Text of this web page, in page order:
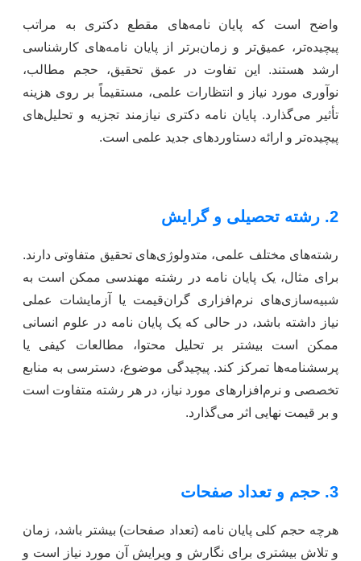
واضح است که پایان نامه‌های مقطع دکتری به مراتب
پیچیده‌تر، عمیق‌تر و زمان‌برتر از پایان نامه‌های کارشناسی
ارشد هستند. این تفاوت در عمق تحقیق، حجم مطالب،
نوآوری مورد نیاز و انتظارات علمی، مستقیماً بر روی هزینه
تأثیر می‌گذارد. پایان نامه دکتری نیازمند تجزیه و تحلیل‌های
پیچیده‌تر و ارائه دستاوردهای جدید علمی است.
2. رشته تحصیلی و گرایش
رشته‌های مختلف علمی، متدولوژی‌های تحقیق متفاوتی دارند.
برای مثال، یک پایان نامه در رشته مهندسی ممکن است به
شبیه‌سازی‌های نرم‌افزاری گران‌قیمت یا آزمایشات عملی
نیاز داشته باشد، در حالی که یک پایان نامه در علوم انسانی
ممکن است بیشتر بر تحلیل محتوا، مطالعات کیفی یا
پرسشنامه‌ها تمرکز کند. پیچیدگی موضوع، دسترسی به منابع
تخصصی و نرم‌افزارهای مورد نیاز، در هر رشته متفاوت است
و بر قیمت نهایی اثر می‌گذارد.
3. حجم و تعداد صفحات
هرچه حجم کلی پایان نامه (تعداد صفحات) بیشتر باشد، زمان
و تلاش بیشتری برای نگارش و ویرایش آن مورد نیاز است و